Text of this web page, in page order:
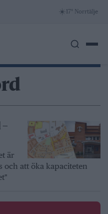
☀️ 17° Norrtälje
–
är
och att öka kapaciteten